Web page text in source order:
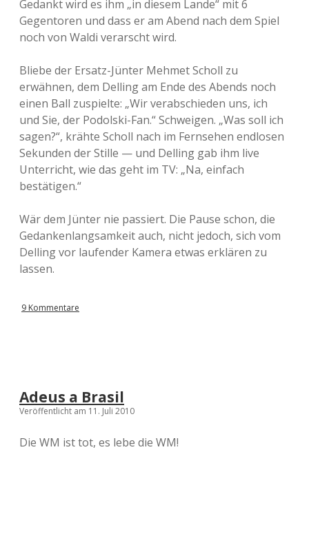
Gedankt wird es ihm „in diesem Lande“ mit 6
Gegentoren und dass er am Abend nach dem Spiel
noch von Waldi verarscht wird.
Bliebe der Ersatz-Jünter Mehmet Scholl zu
erwähnen, dem Delling am Ende des Abends noch
einen Ball zuspielte: „Wir verabschieden uns, ich
und Sie, der Podolski-Fan.“ Schweigen. „Was soll ich
sagen?“, krähte Scholl nach im Fernsehen endlosen
Sekunden der Stille — und Delling gab ihm live
Unterricht, wie das geht im TV: „Na, einfach
bestätigen.“
Wär dem Jünter nie passiert. Die Pause schon, die
Gedankenlangsamkeit auch, nicht jedoch, sich vom
Delling vor laufender Kamera etwas erklären zu
lassen.
9 Kommentare
Adeus a Brasil
Veröffentlicht am 11. Juli 2010
Die WM ist tot, es lebe die WM!